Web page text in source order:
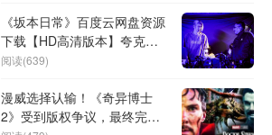
《坂本日常》百度云网盘资源
下载【HD高清版本】夸克网
盘迅雷下载
阅读(639)
漫威选择认输！《奇异博士
2》受到版权争议，最终完全